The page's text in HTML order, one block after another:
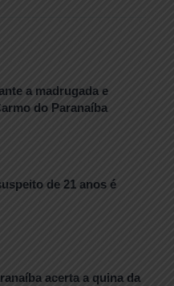
a madrugada e
do Paranaíba
de 21 anos é
acerta a quina da